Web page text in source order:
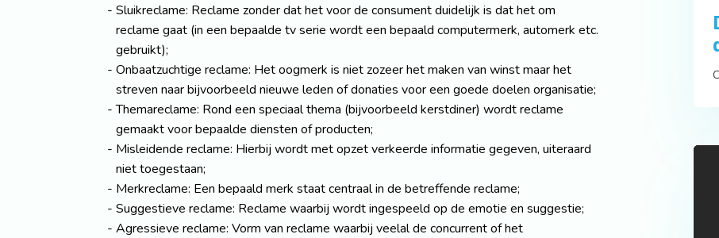
Sluikreclame: Reclame zonder dat het voor de consument duidelijk is dat het om
reclame gaat (in een bepaalde tv serie wordt een bepaald computermerk, automerk etc.
gebruikt);
Onbaatzuchtige reclame: Het oogmerk is niet zozeer het maken van winst maar het
streven naar bijvoorbeeld nieuwe leden of donaties voor een goede doelen organisatie;
Themareclame: Rond een speciaal thema (bijvoorbeeld kerstdiner) wordt reclame
gemaakt voor bepaalde diensten of producten;
Misleidende reclame: Hierbij wordt met opzet verkeerde informatie gegeven, uiteraard
niet toegestaan;
Merkreclame: Een bepaald merk staat centraal in de betreffende reclame;
Suggestieve reclame: Reclame waarbij wordt ingespeeld op de emotie en suggestie;
Agressieve reclame: Vorm van reclame waarbij veelal de concurrent of het